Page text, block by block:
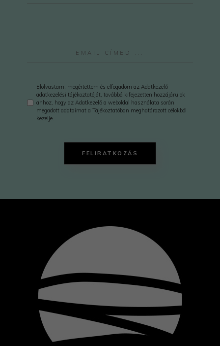
Elolvastam, megértettem és elfogadom az Adatkezelő
adatkezelési tájékoztatóját, továbbá kifejezetten hozzájárulok
ahhoz, hogy az Adatkezelő a weboldal használata során
megadott adataimat a Tájékoztatóban meghatározott célokból
kezelje.
FELIRATKOZÁS